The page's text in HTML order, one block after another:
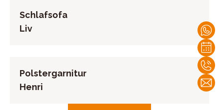
Schlafsofa
Liv
Polstergarnitur
Henri